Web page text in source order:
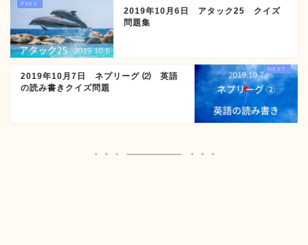
2019年10月6日 アタック25 クイズ
問題集
2019年10月7日 ネプリーグ ⑵ 英語
の読み書きクイズ問題